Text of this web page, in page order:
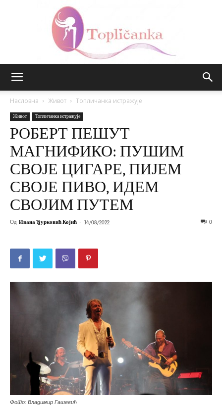
Насловна Живот Топличанка истражује
Живот Топличанка истражује
РОБЕРТ ПЕШУТ
МАГНИФИКО: ПУШИМ
СВОЈЕ ЦИГАРЕ, ПИЈЕМ
СВОЈЕ ПИВО, ИДЕМ
СВОЈИМ ПУТЕМ
Од Ивана Ђурковић Којић - 14/08/2022 0
Фото: Владимир Гашевић